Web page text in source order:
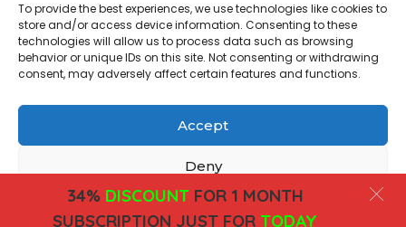
To provide the best experiences, we use technologies like cookies to
store and/or access device information. Consenting to these
technologies will allow us to process data such as browsing
behavior or unique IDs on this site. Not consenting or withdrawing
consent, may adversely affect certain features and functions.
Accept
Deny
View preferences
Copyright@ www.freecadplan.com
Privacy Policy-About Us-Contact-Cookies
34%DISCOUNTFOR 1 MONTH
SUBSCRIPTION JUST FOR TODAY